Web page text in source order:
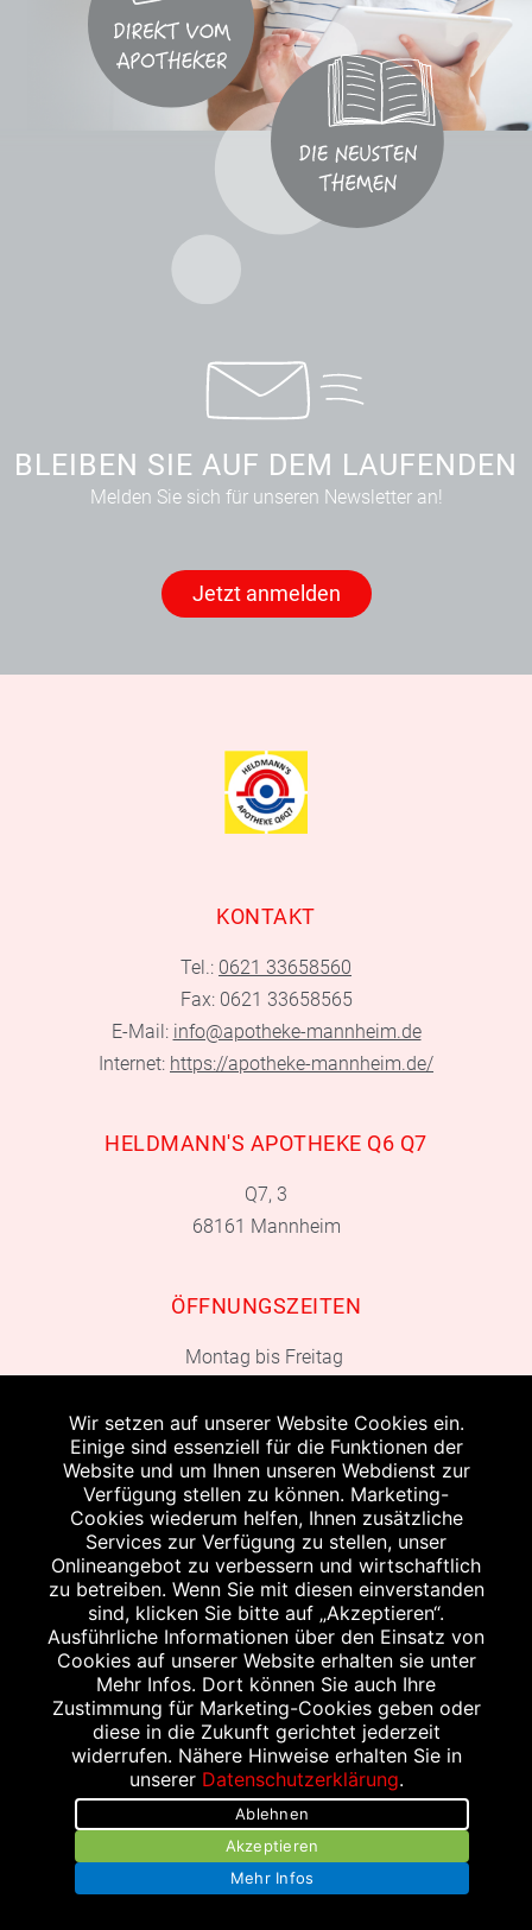
BLEIBEN SIE AUF DEM LAUFENDEN
Melden Sie sich für unseren Newsletter an!
Jetzt anmelden
KONTAKT
Tel.: 0621 33658560
Fax: 0621 33658565
E-Mail: info@apotheke-mannheim.de
Internet: https://apotheke-mannheim.de/
HELDMANN'S APOTHEKE Q6 Q7
Q7, 3
68161 Mannheim
ÖFFNUNGSZEITEN
Montag bis Freitag
Samstag
08:30 bis 20:00 Uhr
WEITERER STANDORT
HELDMANN‘S APOTHEKE ETTLINGER TOR
Ettlinger-Tor-Platz 1
76133 Karlsruhe
Tel.: 0721 464630
Wir setzen auf unserer Website Cookies ein.
Einige sind essenziell für die Funktionen der
Website und um Ihnen unseren Webdienst zur
Verfügung stellen zu können. Marketing-
Cookies wiederum helfen, Ihnen zusätzliche
Services zur Verfügung zu stellen, unser
Onlineangebot zu verbessern und wirtschaftlich
zu betreiben. Wenn Sie mit diesen einverstanden
sind, klicken Sie bitte auf „Akzeptieren“.
Ausführliche Informationen über den Einsatz von
Cookies auf unserer Website erhalten sie unter
Mehr Infos. Dort können Sie auch Ihre
Zustimmung für Marketing-Cookies geben oder
diese in die Zukunft gerichtet jederzeit
widerrufen. Nähere Hinweise erhalten Sie in
unserer Datenschutzerklärung.
Ablehnen
Akzeptieren
Mehr Infos